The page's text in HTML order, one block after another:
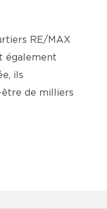
RE/MAX
également
ils
être de milliers